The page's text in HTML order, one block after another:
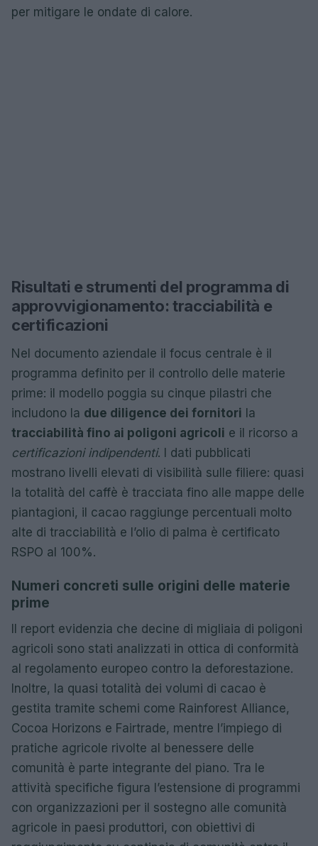
per mitigare le ondate di calore.
Risultati e strumenti del programma di
approvvigionamento: tracciabilità e
certificazioni
Nel documento aziendale il focus centrale è il
programma definito per il controllo delle materie
prime: il modello poggia su cinque pilastri che
includono la due diligence dei fornitori la
tracciabilità fino ai poligoni agricoli e il ricorso a
certificazioni indipendenti. I dati pubblicati
mostrano livelli elevati di visibilità sulle filiere: quasi
la totalità del caffè è tracciata fino alle mappe delle
piantagioni, il cacao raggiunge percentuali molto
alte di tracciabilità e l’olio di palma è certificato
RSPO al 100%.
Numeri concreti sulle origini delle materie
prime
Il report evidenzia che decine di migliaia di poligoni
agricoli sono stati analizzati in ottica di conformità
al regolamento europeo contro la deforestazione.
Inoltre, la quasi totalità dei volumi di cacao è
gestita tramite schemi come Rainforest Alliance,
Cocoa Horizons e Fairtrade, mentre l’impiego di
pratiche agricole rivolte al benessere delle
comunità è parte integrante del piano. Tra le
attività specifiche figura l’estensione di programmi
con organizzazioni per il sostegno alle comunità
agricole in paesi produttori, con obiettivi di